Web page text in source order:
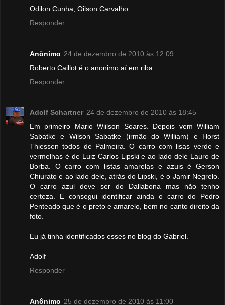
Odilon Cunha, Oilson Carvalho
Responder
Anônimo 24 de dezembro de 2010 às 12:09
Roberto Caillot é o anonimo aí em riba
Responder
Adolf Schartner 24 de dezembro de 2010 às 18:45
Em primeiro Mario Wiilson Soares. Depois vem William
Sabatke e Wilson Sabatke (irmão do William) e Horst
Thiessen todos de Palmeira. O carro com lisas verde e
vermelhas é de Luiz Carlos Lipski e ao lado dele Lauro de
Borba. O carro com listas amarelas e azuis é Gerson
Chiurato e ao lado dele, atrás do Lipski, é o Jamir Negrelo.
O carro azul deve ser do Dallabona mas não tenho
certeza. E consegui identificar ainda o carro do Pedro
Penteado que é o preto e amarelo, bem no canto direito da
foto.
Eu já tinha identificados esses no blog do Gabriel.
Adolf
Responder
Anônimo 25 de dezembro de 2010 às 11:00